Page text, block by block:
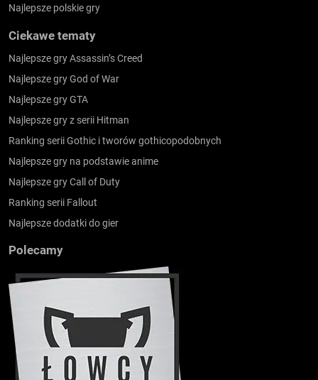
Najlepsze polskie gry
Ciekawe tematy
Najlepsze gry Assassin’s Creed
Najlepsze gry God of War
Najlepsze gry GTA
Najlepsze gry z serii Hitman
Ranking serii Gothic i tworów gothicopodobnych
Najlepsze gry na podstawie anime
Najlepsze gry Call of Duty
Ranking serii Fallout
Najlepsze dodatki do gier
Polecamy